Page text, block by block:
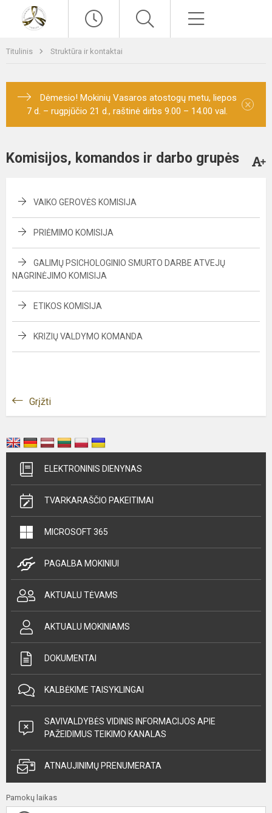
Titulinis Struktūra ir kontaktai
Dėmesio! Mokinių Vasaros atostogų metu, liepos
7 d. – rugpjūčio 21 d., raštinė dirbs 9.00 – 14.00 val.
×
Komisijos, komandos ir darbo grupės
VAIKO GEROVĖS KOMISIJA
PRIĖMIMO KOMISIJA
GALIMŲ PSICHOLOGINIO SMURTO DARBE ATVEJŲ
NAGRINĖJIMO KOMISIJA
ETIKOS KOMISIJA
KRIZIŲ VALDYMO KOMANDA
Grįžti
ELEKTRONINIS DIENYNAS
TVARKARAŠČIO PAKEITIMAI
MICROSOFT 365
PAGALBA MOKINIUI
AKTUALU TĖVAMS
AKTUALU MOKINIAMS
DOKUMENTAI
KALBĖKIME TAISYKLINGAI
SAVIVALDYBĖS VIDINIS INFORMACIJOS APIE
PAŽEIDIMUS TEIKIMO KANALAS
ATNAUJINIMŲ PRENUMERATA
Pamokų laikas